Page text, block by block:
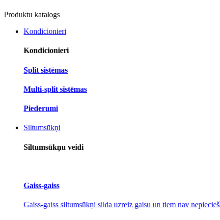
Produktu katalogs
Kondicionieri
Kondicionieri
Split sistēmas
Multi-split sistēmas
Piederumi
Siltumsūkņi
Siltumsūkņu veidi
Gaiss-gaiss
Gaiss-gaiss siltumsūkņi silda uzreiz gaisu un tiem nav